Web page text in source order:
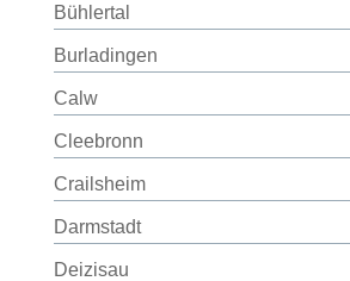
Bühlertal
Burladingen
Calw
Cleebronn
Crailsheim
Darmstadt
Deizisau